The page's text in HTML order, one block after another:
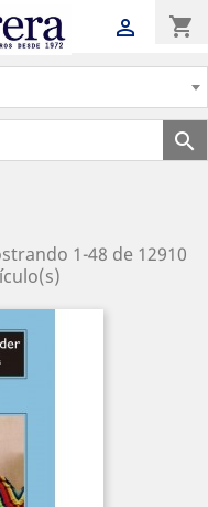
shopping_cart

de 50€ 
1-48 de 12910